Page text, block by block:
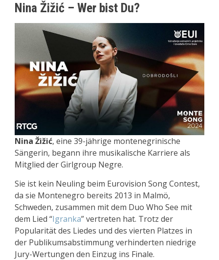
Nina Žižić – Wer bist Du?
Nina Žižić, eine 39-jährige montenegrinische
Sängerin, begann ihre musikalische Karriere als
Mitglied der Girlgroup Negre.
Sie ist kein Neuling beim Eurovision Song Contest,
da sie Montenegro bereits 2013 in Malmö,
Schweden, zusammen mit dem Duo Who See mit
dem Lied “Igranka” vertreten hat. Trotz der
Popularität des Liedes und des vierten Platzes in
der Publikumsabstimmung verhinderten niedrige
Jury-Wertungen den Einzug ins Finale.